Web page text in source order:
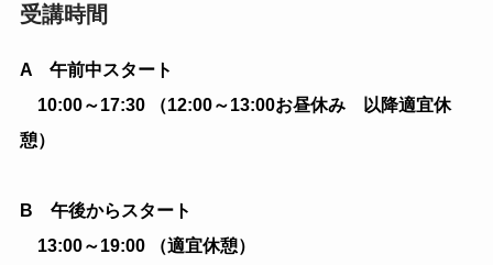
受講時間
A 午前中スタート
10:00～17:30 （12:00～13:00お昼休み 以降適宜休
憩）
B 午後からスタート
13:00～19:00 （適宜休憩）